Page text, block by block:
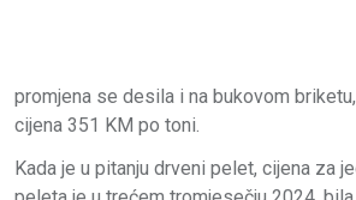
promjena se desila i na bukovom
cijena 351 KM po toni.
Kada je u pitanju drveni pelet, cijena za